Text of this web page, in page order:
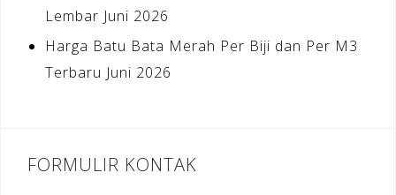
Lembar Juni 2026
Harga Batu Bata Merah Per Biji dan Per M3
Terbaru Juni 2026
FORMULIR KONTAK